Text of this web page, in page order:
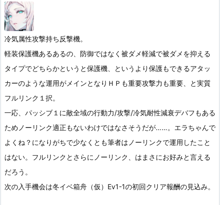
冷気属性攻撃持ち反撃機。
軽装保護機あるあるの、防御ではなく被ダメ軽減で被ダメを抑える
タイプでどちらかというと保護機、というより保護もできるアタッ
カーのような運用がメインとなりＨＰも重要攻撃力も重要、と実質
フルリンク１択。
一応、パッシブ１に敵全域の行動力/攻撃/冷気耐性減衰デバフもある
ためノーリンク適正もないわけではなさそうだが……。エラちゃんで
よくね？になりがちで少なくとも筆者はノーリンクで運用したこと
はない。 フルリンクとさらにノーリンク、はまさにお好みと言える
だろう。
次の入手機会は冬イベ箱舟（仮）Ev1-1の初回クリア報酬の見込み。